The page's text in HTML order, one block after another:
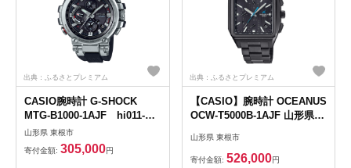
出典：ふるさとプレミアム
CASIO腕時計 G-SHOCK
MTG-B1000-1AJF hi011-
066r
山形県 東根市
寄付金額: 305,000円
出典：ふるさとプレミアム
【CASIO】腕時計 OCEANUS
OCW-T5000B-1AJF 山形県
山形県 東根市
寄付金額: 526,000円